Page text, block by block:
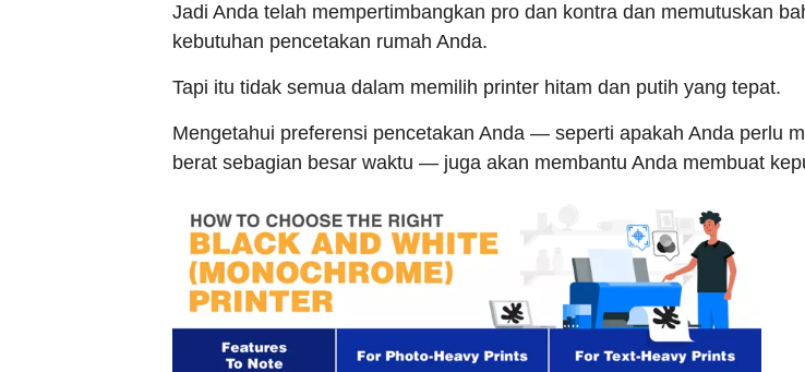
Jadi Anda telah mempertimbangkan pro dan kontra dan memutuskan
kebutuhan pencetakan rumah Anda.
Tapi itu tidak semua dalam memilih printer hitam dan putih yang tepat.
Mengetahui preferensi pencetakan Anda — seperti apakah Anda perlu
berat sebagian besar waktu — juga akan membantu Anda membuat